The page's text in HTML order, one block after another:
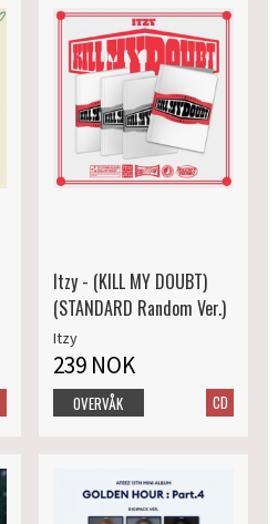
Itzy - (KILL MY DOUBT)
(STANDARD Random Ver.)
Itzy
239 NOK
CD
OVERVÅK